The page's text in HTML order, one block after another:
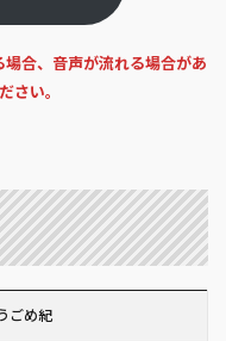
合、音声が流れる場合があ
さい。
ごめ紀